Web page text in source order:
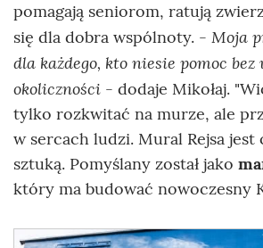
pomagają seniorom, ratują
się dla dobra wspólnoty. - Moja
dla każdego, kto niesie pomoc bez
okoliczności - dodaje Mikołaj.
tylko rozkwitać na murze, ale
w sercach ludzi. Mural Rejsa jest
sztuką. Pomyślany został jako
który ma budować nowoczesny